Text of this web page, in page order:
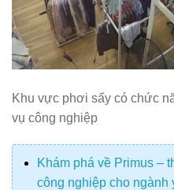
Khu vực phơi sấy có chức
vụ công nghiệp
Khám phá về Primus –
công nghiệp cho ngành